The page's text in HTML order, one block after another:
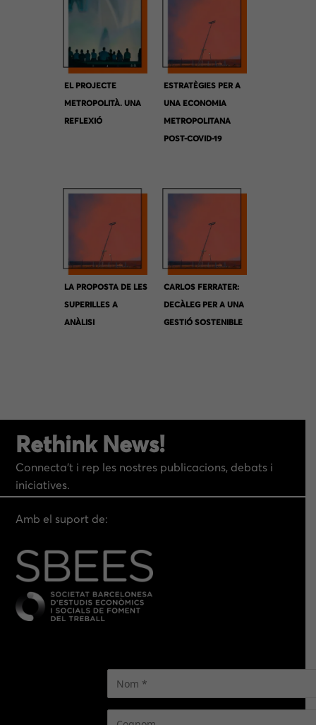
EL PROJECTE
METROPOLITÀ. UNA
REFLEXIÓ
ESTRATÈGIES PER A
UNA ECONOMIA
METROPOLITANA
POST-COVID-19
LA PROPOSTA DE LES
SUPERILLES A
ANÀLISI
CARLOS FERRATER:
DECÀLEG PER A UNA
GESTIÓ SOSTENIBLE
Rethink News!
Connecta’t i rep les nostres publicacions, debats i
iniciatives.
Amb el suport de: